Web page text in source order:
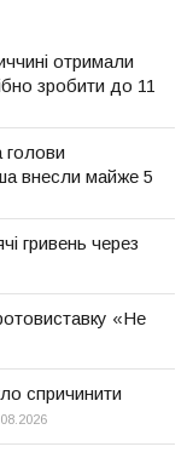
отримали
зробити до 11
голови
внесли майже 5
гривень через
«Не
спричинити